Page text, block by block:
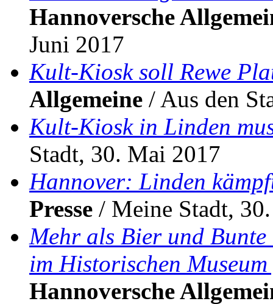
Hannoversche
Juni 2017
Kult-Kiosk soll Rewe
Allgemeine / Aus den
Kult-Kiosk in Linden
Stadt, 30. Mai 2017
Hannover: Linden
Presse / Meine Stadt,
Mehr als Bier und
im Historischen
Hannoversche